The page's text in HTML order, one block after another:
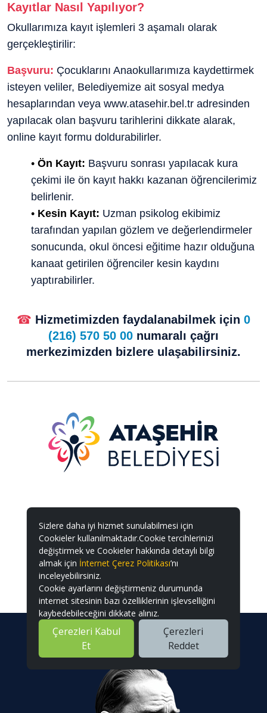
Kayıtlar Nasıl Yapılıyor?
Okullarımıza kayıt işlemleri 3 aşamalı olarak
gerçekleştirilir:
Başvuru: Çocuklarını Anaokullarımıza kaydettirmek
isteyen veliler, Belediyemize ait sosyal medya
hesaplarından veya www.atasehir.bel.tr adresinden
yapılacak olan başvuru tarihlerini dikkate alarak,
online kayıt formu doldurabilirler.
• Ön Kayıt: Başvuru sonrası yapılacak kura
çekimi ile ön kayıt hakkı kazanan öğrencilerimiz
belirlenir.
• Kesin Kayıt: Uzman psikolog ekibimiz
tarafından yapılan gözlem ve değerlendirmeler
sonucunda, okul öncesi eğitime hazır olduğuna
kanaat getirilen öğrenciler kesin kaydını
yaptırabilirler.
☎ Hizmetimizden faydalanabilmek için 0
(216) 570 50 00 numaralı çağrı
merkezimizden bizlere ulaşabilirsiniz.
Sizlere daha iyi hizmet sunulabilmesi için
Cookieler kullanılmaktadır.Cookie tercihlerinizi
değiştirmek ve Cookieler hakkında detaylı bilgi
almak için İnternet Çerez Politikası’nı
inceleyebilirsiniz.
Cookie ayarlarını değiştirmeniz durumunda
internet sitesinin bazı özelliklerinin işlevselliğini
kaybedebileceğini dikkate alınız.
Çerezleri Kabul
Et
Çerezleri
Reddet